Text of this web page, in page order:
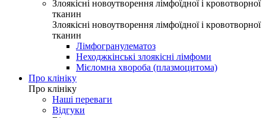
Злоякісні новоутворення лімфоїдної і кровотворної
тканин
Злоякісні новоутворення лімфоїдної і кровотворної
тканин
Лімфогранулематоз
Неходжкінські злоякісні лімфоми
Мієломна хвороба (плазмоцитома)
Про клініку
Про клініку
Наші переваги
Відгуки